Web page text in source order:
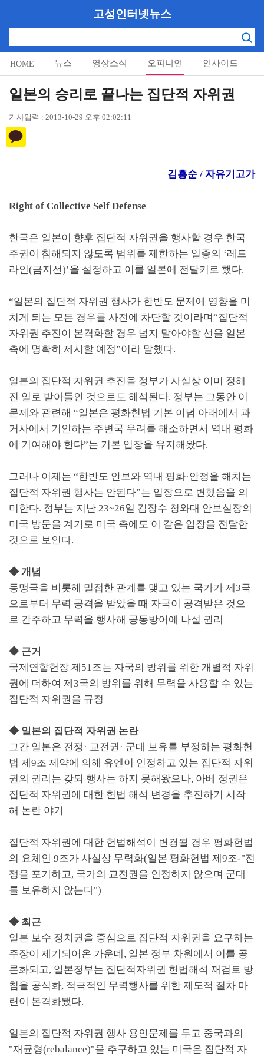
고성인터넷뉴스
HOME 뉴스 영상소식 오피니언 인사이드
알림마당
일본의 승리로 끝나는 집단적 자위권
기사입력 : 2013-10-29 오후 02:02:11
김흥순 / 자유기고가
Right of Collective Self Defense
한국은 일본이 향후 집단적 자위권을 행사할 경우 한국
주권이 침해되지 않도록 범위를 제한하는 일종의 ‘레드
라인(금지선)’을 설정하고 이를 일본에 전달키로 했다.
“일본의 집단적 자위권 행사가 한반도 문제에 영향을 미
치게 되는 모든 경우를 사전에 차단할 것이라며“집단적
자위권 추진이 본격화할 경우 넘지 말아야할 선을 일본
측에 명확히 제시할 예정”이라 말했다.
일본의 집단적 자위권 추진을 정부가 사실상 이미 정해
진 일로 받아들인 것으로도 해석된다. 정부는 그동안 이
문제와 관련해 “일본은 평화헌법 기본 이념 아래에서 과
거사에서 기인하는 주변국 우려를 해소하면서 역내 평화
에 기여해야 한다”는 기본 입장을 유지해왔다.
그러나 이제는 “한반도 안보와 역내 평화·안정을 해치는
집단적 자위권 행사는 안된다”는 입장으로 변했음을 의
미한다. 정부는 지난 23~26일 김장수 청와대 안보실장의
미국 방문을 계기로 미국 측에도 이 같은 입장을 전달한
것으로 보인다.
◆ 개념
동맹국을 비롯해 밀접한 관계를 맺고 있는 국가가 제3국
으로부터 무력 공격을 받았을 때 자국이 공격받은 것으
로 간주하고 무력을 행사해 공동방어에 나설 권리
◆ 근거
국제연합헌장 제 51조는 자국의 방위를 위한 개별적 자위
권에 더하여 제3국의 방위를 위해 무력을 사용할 수 있는
집단적 자위권을 규정
◆ 일본의 집단적 자위권 논란
그간 일본은 전쟁 · 교전권 · 군대 보유를 부정하는 평화헌
법 제9조 제약에 의해 유엔이 인정하고 있는 집단적 자위
권의 권리는 갖되 행사는 하지 못해왔으나, 아베 정권은
집단적 자위권에 대한 헌법 해석 변경을 추진하기 시작
해 논란 야기
집단적 자위권에 대한 헌법해석이 변경될 경우 평화헌법
의 요체인 9조가 사실상 무력화(일본 평화헌법 제9조-"전
쟁을 포기하고, 국가의 교전권을 인정하지 않으며 군대
를 보유하지 않는다")
◆ 최근
일본 보수 정치권을 중심으로 집단적 자위권을 요구하는
주장이 제기되어온 가운데 , 일본 정부 차원에서 이를 공
론화되고, 일본정부는 집단적자위권 헌법해석 재검토 방
침을 공식화, 적극적인 무력행사를 위한 제도적 절차 마
련이 본격화됐다.
일본의 집단적 자위권 행사 용인문제를 두고 중국과의
"재균형(rebalance)"을 추구하고 있는 미국은 집단적 자